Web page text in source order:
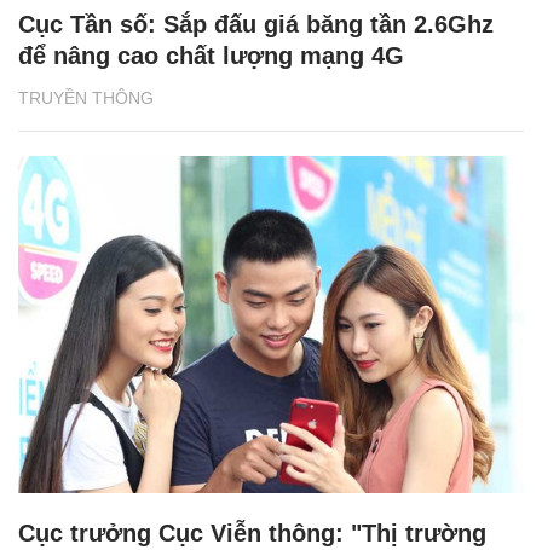
TRUYỀN THÔNG
Cục Tần số: Sắp đấu giá băng tần 2.6Ghz
để nâng cao chất lượng mạng 4G
Cục trưởng Cục Viễn thông: "Thị trường